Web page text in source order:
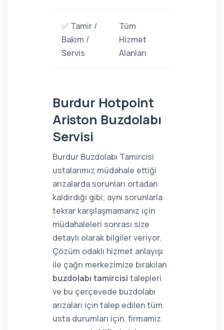
✅ Tamir /
Bakım /
Servis
Tüm
Hizmet
Alanları
Burdur Hotpoint
Ariston Buzdolabı
Servisi
Burdur Buzdolabı Tamircisi
ustalarımız müdahale ettiği
arızalarda sorunları ortadan
kaldırdığı gibi; aynı sorunlarla
tekrar karşılaşmamanız için
müdahaleleri sonrası size
detaylı olarak bilgiler veriyor.
Çözüm odaklı hizmet anlayışı
ile çağrı merkezimize bırakılan
buzdolabı tamircisi talepleri
ve bu çerçevede buzdolabı
arızaları için talep edilen tüm
usta durumları için, firmamız